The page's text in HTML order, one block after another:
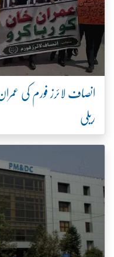
انصاف لائرز فورم کی
ریلی